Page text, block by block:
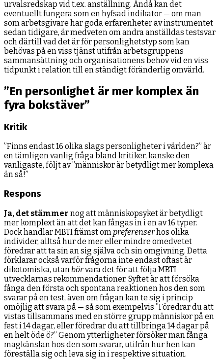
urvalsredskap vid t.ex. anställning. Ändå kan det
eventuellt fungera som en hyfsad indikator — om man
som arbetsgivare har goda erfarenheter av instrumentet
sedan tidigare, är medveten om andra anställdas testsvar
och därtill vad det är för personlighetstyp som kan
behövas på en viss tjänst utifrån arbetsgruppens
sammansättning och organisationens behov vid en viss
tidpunkt i relation till en ständigt föränderlig omvärld.
”En personlighet är mer komplex än
fyra bokstäver”
Kritik
”Finns endast 16 olika slags personligheter i världen?” är
en tämligen vanlig fråga bland kritiker, kanske den
vanligaste, följt av ”människor är betydligt mer komplexa
än så!”
Respons
Ja, det stämmer nog att människopsyket är betydligt
mer komplext än att det kan fångas in i en av 16 typer.
Dock handlar MBTI främst om preferenserhos olika
individer, alltså hur de mer eller mindre omedvetet
föredrar att ta sin an sig själva och sin omgivning. Detta
förklarar också varför frågorna inte endast oftast är
dikotomiska, utanbörvara det för att följa MBTI-
utvecklarnas rekommendationer. Syftet är att försöka
fånga den första och spontana reaktionen hos den som
svarar på en test, även om frågan kan te sig i princip
omöjlig att svara på — så som exempelvis ”Föredrar du att
vistas tillsammans med en större grupp människor på en
fest i 14 dagar, eller föredrar du att tillbringa 14 dagar på
en helt öde ö?” Genom ytterligheter försöker man fånga
magkänslan hos den som svarar, utifrån hur hen kan
föreställa sig och leva sig in i respektive situation.